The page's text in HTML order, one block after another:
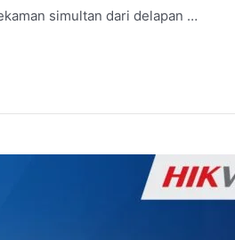
simultan dari delapan …